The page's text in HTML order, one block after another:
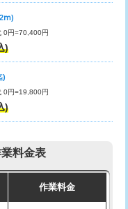
0円=70,400円
)
)
0円=19,800円
)
料金表
作業料金